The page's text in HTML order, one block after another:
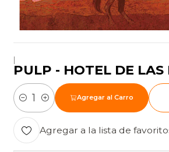
|
PULP - HOTEL DE LAS
Cantidad
Agregar al Carro
Agregar a la lista de